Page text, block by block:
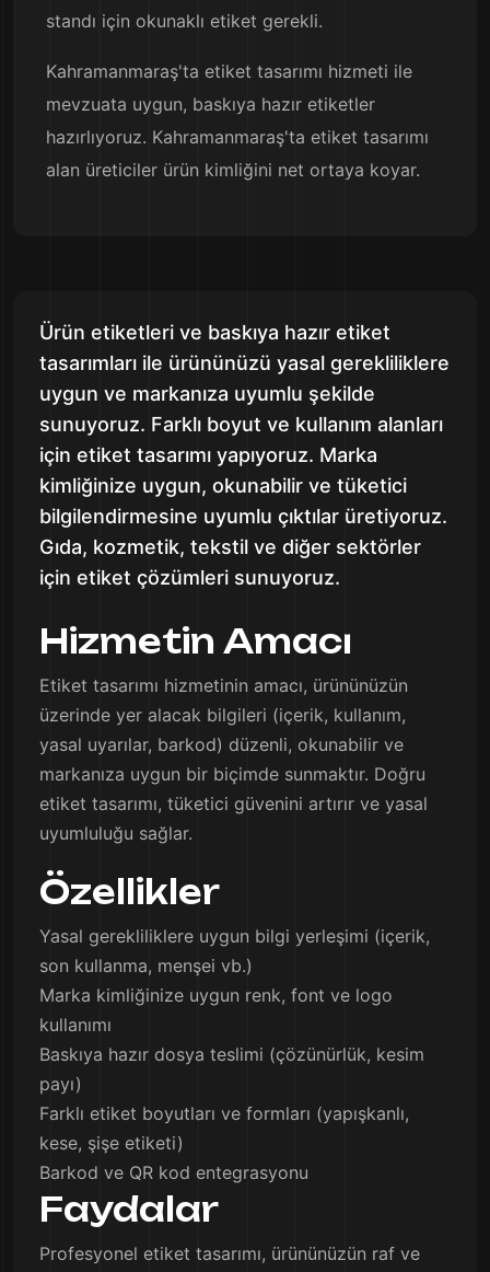
standı için okunaklı etiket gerekli.
Kahramanmaraş'ta etiket tasarımı hizmeti ile
mevzuata uygun, baskıya hazır etiketler
hazırlıyoruz. Kahramanmaraş'ta etiket tasarımı
alan üreticiler ürün kimliğini net ortaya koyar.
Ürün etiketleri ve baskıya hazır etiket
tasarımları ile ürününüzü yasal gerekliliklere
uygun ve markanıza uyumlu şekilde
sunuyoruz. Farklı boyut ve kullanım alanları
için etiket tasarımı yapıyoruz. Marka
kimliğinize uygun, okunabilir ve tüketici
bilgilendirmesine uyumlu çıktılar üretiyoruz.
Gıda, kozmetik, tekstil ve diğer sektörler
için etiket çözümleri sunuyoruz.
Hizmetin Amacı
Etiket tasarımı hizmetinin amacı, ürününüzün
üzerinde yer alacak bilgileri (içerik, kullanım,
yasal uyarılar, barkod) düzenli, okunabilir ve
markanıza uygun bir biçimde sunmaktır. Doğru
etiket tasarımı, tüketici güvenini artırır ve yasal
uyumluluğu sağlar.
Özellikler
Yasal gerekliliklere uygun bilgi yerleşimi (içerik,
son kullanma, menşei vb.)
Marka kimliğinize uygun renk, font ve logo
kullanımı
Baskıya hazır dosya teslimi (çözünürlük, kesim
payı)
Farklı etiket boyutları ve formları (yapışkanlı,
kese, şişe etiketi)
Barkod ve QR kod entegrasyonu
Faydalar
Profesyonel etiket tasarımı, ürününüzün raf ve